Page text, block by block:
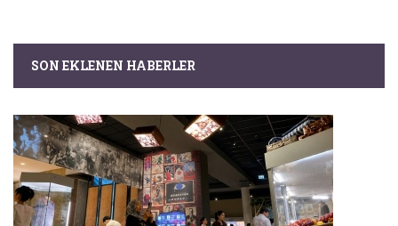
SON EKLENEN HABERLER